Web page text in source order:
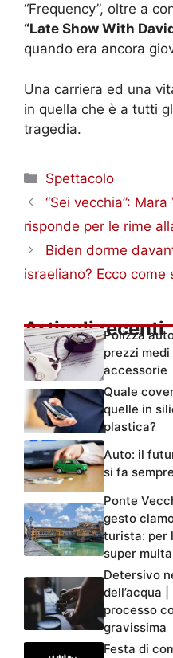
“Frequency”, oltre a
“Late Show With
quando era ancora
Una carriera ed una
in quella che è a tutti
tragedia.
Categorie
Spettacolo
“Sei vecchia”:
risponde per le rime
Biden dorme
israeliano? Ecco come
Articoli recenti
Polizza
prezzi
accessorie
Quale
quelle in
plastica?
Auto: il
si fa
Ponte
gesto
turista: per
super multa
Detersivo
dell’acqua
processo
gravissima
Festa di